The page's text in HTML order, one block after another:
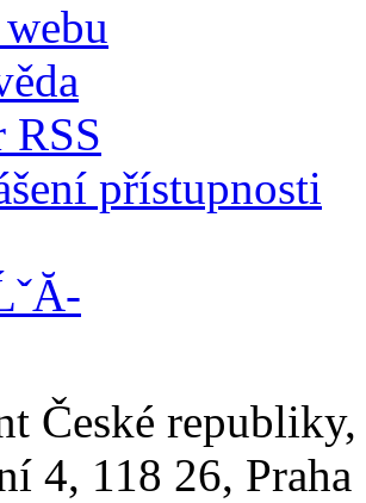
RSS
přístupnosti
České
4, 118 26,